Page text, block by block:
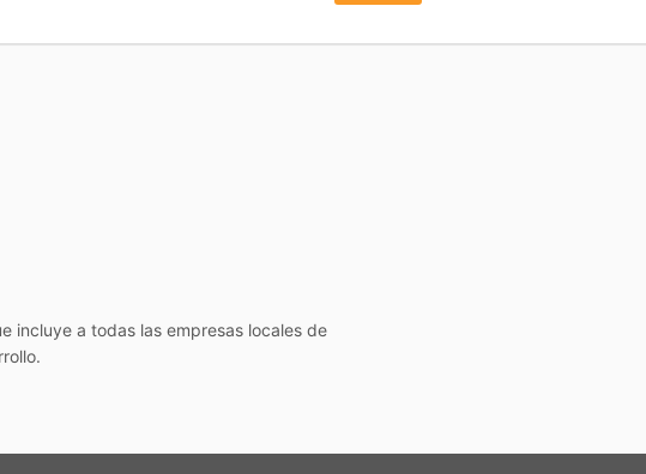
incluye a todas las empresas locales de